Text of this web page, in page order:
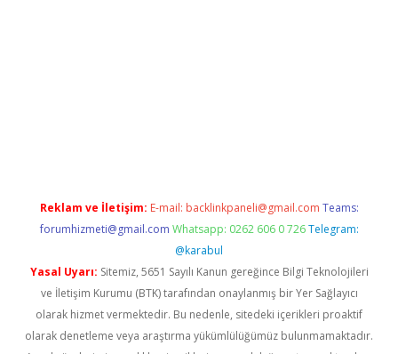
Reklam ve İletişim: E-mail: backlinkpaneli@gmail.com Teams:
forumhizmeti@gmail.com Whatsapp: 0262 606 0 726 Telegram:
@karabul
Yasal Uyarı: Sitemiz, 5651 Sayılı Kanun gereğince Bilgi Teknolojileri
ve İletişim Kurumu (BTK) tarafından onaylanmış bir Yer Sağlayıcı
olarak hizmet vermektedir. Bu nedenle, sitedeki içerikleri proaktif
olarak denetleme veya araştırma yükümlülüğümüz bulunmamaktadır.